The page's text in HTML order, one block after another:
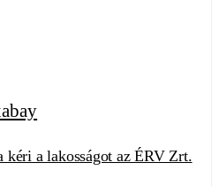
kéri a lakosságot az ÉRV Zrt.